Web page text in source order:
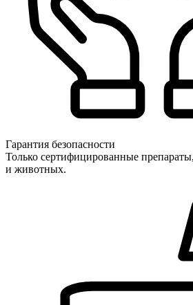
Гарантия безопасности
Только сертифицированные
и животных.